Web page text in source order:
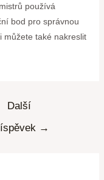
používá
bod pro správnou
můžete také nakreslit
Další
→